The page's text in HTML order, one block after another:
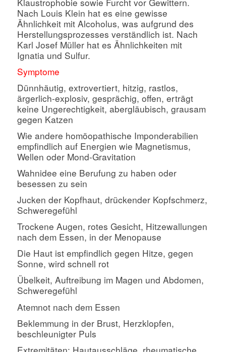
Nach Louis Klein hat es eine gewisse
Ähnlichkeit mit Alcoholus, was aufgrund des
Herstellungsprozesses verständlich ist. Nach
Karl Josef Müller hat es Ähnlichkeiten mit
Ignatia und Sulfur.
Symptome
Dünnhäutig, extrovertiert, hitzig, rastlos,
ärgerlich-explosiv, gesprächig, offen, erträgt
keine Ungerechtigkeit, abergläubisch, grausam
gegen Katzen
Wie andere homöopathische Imponderabilien
empfindlich auf Energien wie Magnetismus,
Wellen oder Mond-Gravitation
Wahnidee eine Berufung zu haben oder
besessen zu sein
Jucken der Kopfhaut, drückender Kopfschmerz,
Schweregefühl
Trockene Augen, rotes Gesicht, Hitzewallungen
nach dem Essen, in der Menopause
Die Haut ist empfindlich gegen Hitze, gegen
Sonne, wird schnell rot
Übelkeit, Auftreibung im Magen und Abdomen,
Schweregefühl
Atemnot nach dem Essen
Beklemmung in der Brust, Herzklopfen,
beschleunigter Puls